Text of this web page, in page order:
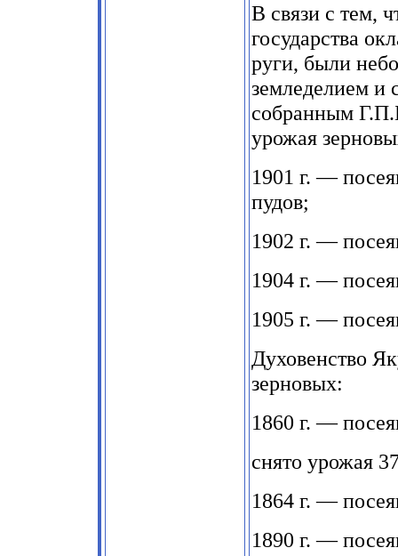
В связи с тем,
государства
руги, были
земледелием и
собранным
урожая
1901 г. —
пудов;
1902 г. —
1904 г. —
1905 г. —
Духовенство
зерновых:
1860 г. —
снято урожая
1864 г. —
1890 г. —